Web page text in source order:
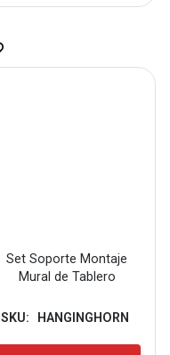
Set Soporte Montaje
Mural de Tablero
SKU: HANGINGHORN